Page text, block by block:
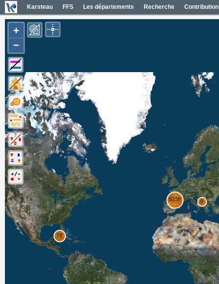
Karsteau FFS Les départements Recherche Contribution
+
−
Carte Géol 1/50000 France
Cartes IGN France
Photos aériennes France
Mapas geol 1/50000 España
Mapas IGN España
Fotos aéreas España
Photos aériennes ESRI
Carte OpenTopoMap